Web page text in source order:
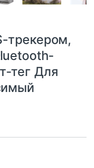
трекером,
тег Для